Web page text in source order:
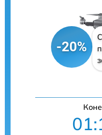
-20%